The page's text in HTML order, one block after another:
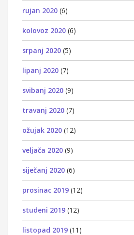
rujan 2020 (6)
kolovoz 2020 (6)
srpanj 2020 (5)
lipanj 2020 (7)
svibanj 2020 (9)
travanj 2020 (7)
ožujak 2020 (12)
veljača 2020 (9)
siječanj 2020 (6)
prosinac 2019 (12)
studeni 2019 (12)
listopad 2019 (11)